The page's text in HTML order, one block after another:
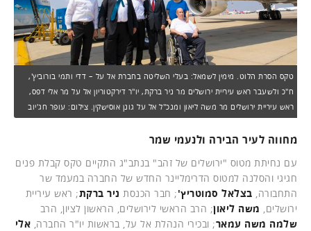
טקס הסרת הלוט. מימין לשמאל: בעלי השליטה בחברת אל על – דדי ותמי בורוביץ',
ח"כ ולשעבר ראש עיריית ירושלים מר ניר ברקת, יו"ר דירקטוריון אל על מר אלי דפס,
ראש עיריית ירושלים מר משה ליאון ומנכ"ל אל על גונן אוסישקין. צילום: עופר חג'יוב
מחווה לעיר הבירה ולנעמי שמר
עם נחיתת מטוס "ירושלים של זהב" בנתב"ג התקיים טקס קבלת פנים
חגיגי והסלנה למטוס הדרימליינר החדש של החברה במעמד שר
התחבורה, בצלאל סמוטריץ'; חבר הכנסת ניר ברקת; ראש עיריית
ירושלים, משה ליאון; הרב הראשי לירושלים, הראשון לציון, הרב
שלמה משה עמאר; ובכירי הנהלת אל על, בראשות יו"ר החברה, אלי